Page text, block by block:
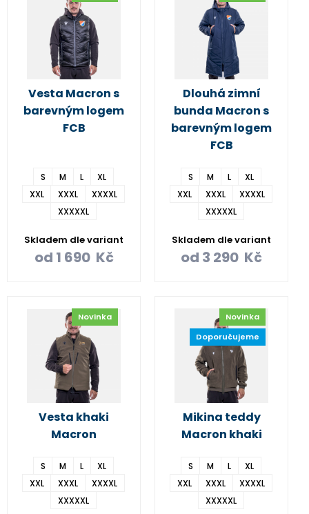
Vesta Macron s
barevným logem
FCB
S M L
XL
XXL
XXXL
XXXXL
XXXXXL
Skladem dle variant
od 1 690 Kč
Dlouhá zimní
bunda Macron s
barevným logem
FCB
S M L
XL
XXL
XXXL
XXXXL
XXXXXL
Skladem dle variant
od 3 290 Kč
Novinka
Vesta khaki
Macron
S M L
XL
XXL
XXXL
XXXXL
XXXXXL
Novinka
Doporučujeme
Mikina teddy
Macron khaki
S M L
XL
XXL
XXXL
XXXXL
XXXXXL